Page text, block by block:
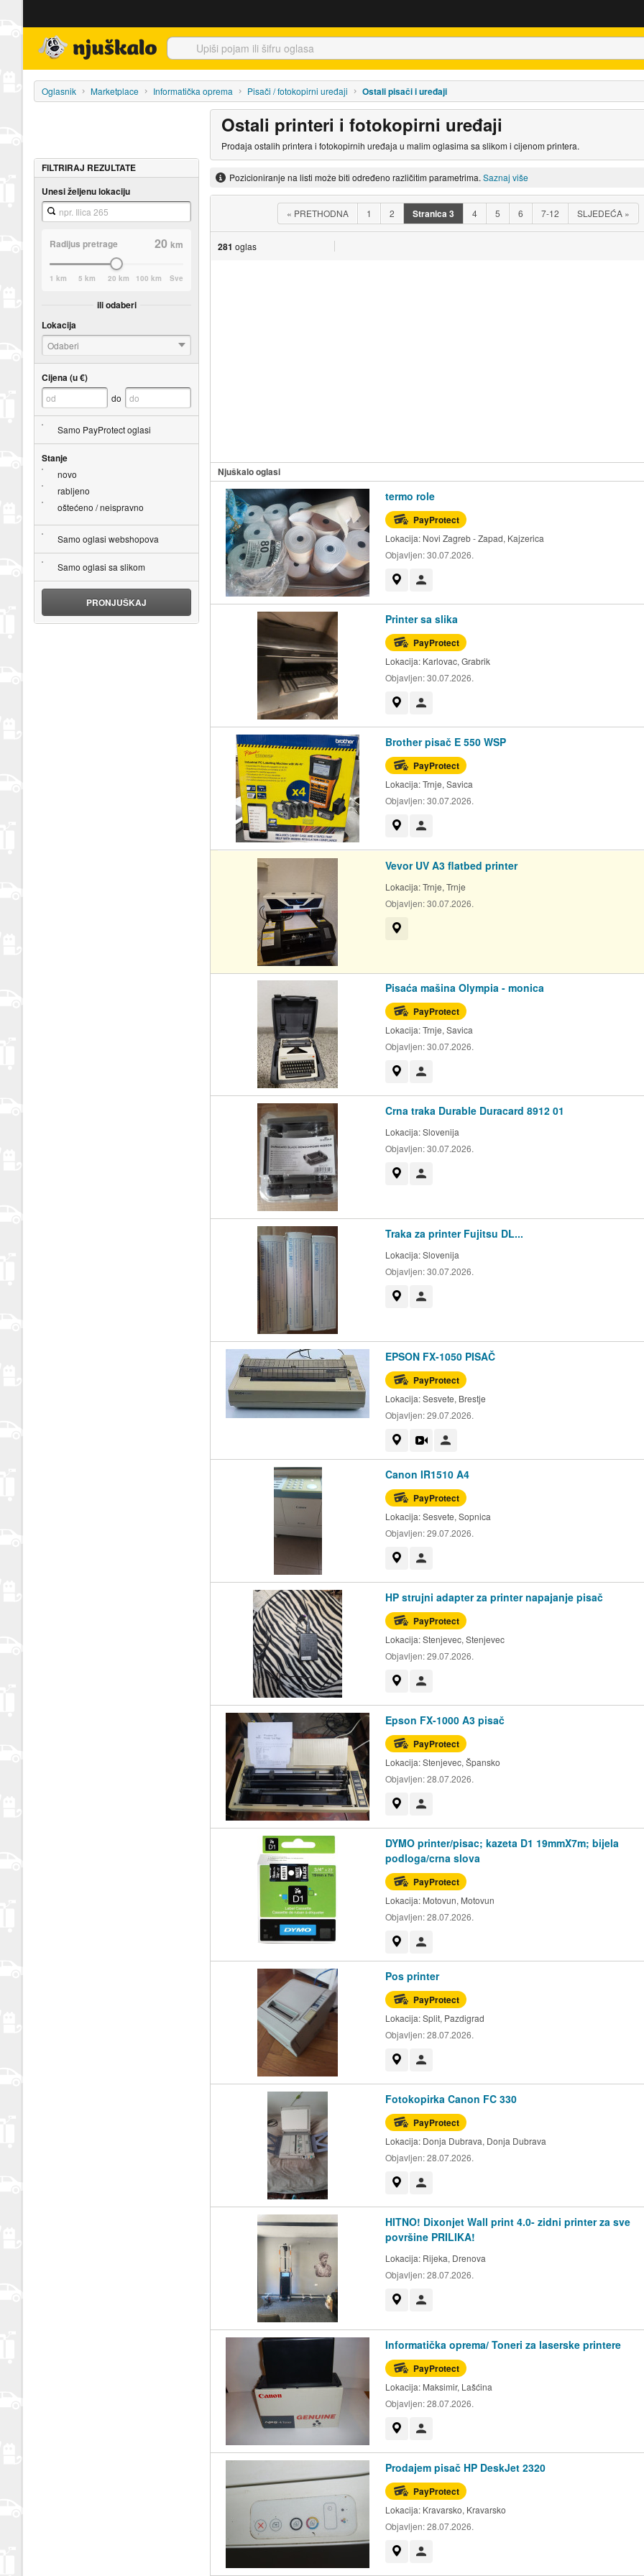
Oglasnik Marketplace Informatička oprema Pisači / fotokopirni uređaji Ostali pisači i uređaji
Ostali printeri i fotokopirni uređaji
Prodaja ostalih printera i fotokopirnih uređaja u malim oglasima sa slikom i cijenom printera.
Pozicioniranje na listi može biti određeno različitim parametrima. Saznaj više
« PRETHODNA 1 2 Stranica3 4 5 6 7-12 SLJEDEĆA »
281 oglas
Njuškalo oglasi
termo role
PayProtect
Lokacija: Novi Zagreb - Zapad, Kajzerica
Objavljen:30.07.2026.
Printer sa slika
PayProtect
Lokacija: Karlovac, Grabrik
Objavljen:30.07.2026.
Brother pisač E 550 WSP
PayProtect
Lokacija:Trnje, Savica
Objavljen:30.07.2026.
Vevor UV A3 flatbed printer
Lokacija:Trnje, Trnje
Objavljen:30.07.2026.
Pisaća mašina Olympia - monica
PayProtect
Lokacija:Trnje, Savica
Objavljen:30.07.2026.
Crna traka Durable Duracard 8912 01
Lokacija:Slovenija
Objavljen:30.07.2026.
Traka za printer Fujitsu DL...
Lokacija:Slovenija
Objavljen:30.07.2026.
EPSON FX-1050 PISAČ
PayProtect
Lokacija:Sesvete, Brestje
Objavljen:29.07.2026.
Canon IR1510 A4
PayProtect
Lokacija:Sesvete, Sopnica
Objavljen:29.07.2026.
HP strujni adapter za printer napajanje pisač
PayProtect
Lokacija:Stenjevec, Stenjevec
Objavljen:29.07.2026.
Epson FX-1000 A3 pisač
PayProtect
Lokacija:Stenjevec, Špansko
Objavljen:28.07.2026.
DYMO printer/pisac; kazeta D1 19mmX7m; bijela
podloga/crna slova
PayProtect
Lokacija: Motovun, Motovun
Objavljen:28.07.2026.
Pos printer
PayProtect
Lokacija:Split, Pazdigrad
Objavljen:28.07.2026.
Fotokopirka Canon FC 330
PayProtect
Lokacija: Donja Dubrava, Donja Dubrava
Objavljen:28.07.2026.
HITNO! Dixonjet Wall print 4.0- zidni printer za sve
površine PRILIKA!
Lokacija: Rijeka, Drenova
Objavljen:28.07.2026.
Informatička oprema/ Toneri za laserske printere
PayProtect
Lokacija: Maksimir, Lašćina
Objavljen:28.07.2026.
Prodajem pisač HP DeskJet 2320
PayProtect
Lokacija: Kravarsko, Kravarsko
Objavljen:28.07.2026.
FILTRIRAJ REZULTATE
Unesi željenu lokaciju
Radijus pretrage 20km
1 km 5 km 20 km 100 km Sve
ili odaberi
Lokacija
Odaberi
Cijena (u €)
do
Samo PayProtect oglasi
Stanje
novo
rabljeno
oštećeno / neispravno
Samo oglasi webshopova
Samo oglasi sa slikom
PRONJUŠKAJ